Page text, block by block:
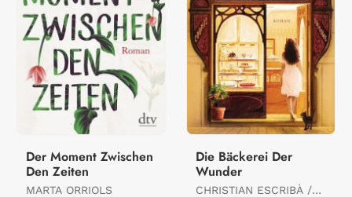
Der Moment Zwischen
Den Zeiten
MARTA ORRIOLS
Die Bäckerei Der
Wunder
CHRISTIAN ESCRIBÀ /